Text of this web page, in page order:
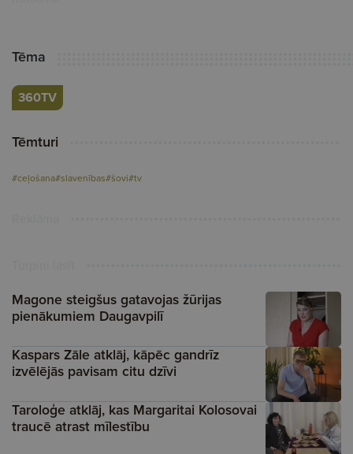
Tēma
360TV
Tēmturi
#ceļošana#slavenības#šovi#tv
Magone steigšus gatavojas žūrijas
pienākumiem Daugavpilī
Kaspars Zāle atklāj, kāpēc gandrīz
izvēlējās pavisam citu dzīvi
Taroloģe atklāj, kas Margaritai Kolosovai
traucē atrast mīlestību